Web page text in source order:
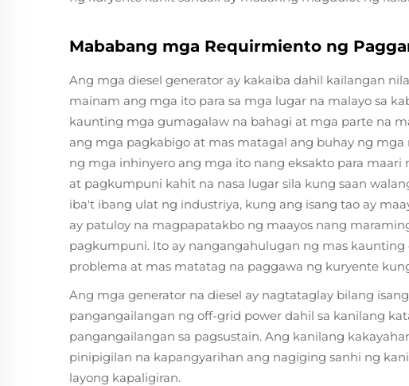
Mababang mga Requirmiento ng
Ang mga diesel generator ay kakaiba dahil kailangan
mainam ang mga ito para sa mga lugar na malayo sa
kaunting mga gumagalaw na bahagi at mga parte na
ang mga pagkabigo at mas matagal ang buhay ng mga
ng mga inhinyero ang mga ito nang eksakto para
at pagkumpuni kahit na nasa lugar sila kung saan
iba't ibang ulat ng industriya, kung ang isang tao ay
ay patuloy na magpapatakbo ng maayos nang
pagkumpuni. Ito ay nangangahulugan ng mas kaunting
problema at mas matatag na paggawa ng kuryente
Ang mga generator na diesel ay nagtataglay bilang
pangangailangan ng off-grid power dahil sa kanilang
pangangailangan sa pagsustain. Ang kanilang
pinipigilan na kapangyarihan ang nagiging sanhi ng
layong kapaligiran.